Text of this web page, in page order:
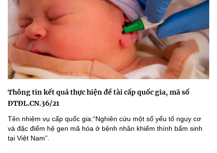
Thông tin kết quả thực hiện đề tài cấp quốc gia, mã số
ĐTĐL.CN.36/21
Tên nhiệm vụ cấp quốc gia:“Nghiên cứu một số yếu tố nguy cơ
và đặc điểm hệ gen mã hóa ở bệnh nhân khiếm thính bẩm sinh
tại Việt Nam”.